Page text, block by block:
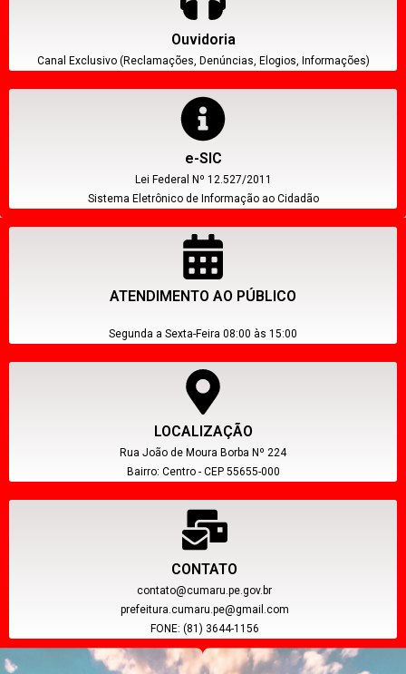
Ouvidoria
Canal Exclusivo (Reclamações, Denúncias, Elogios, Informações)
e-SIC
Lei Federal Nº 12.527/2011
Sistema Eletrônico de Informação ao Cidadão
ATENDIMENTO AO PÚBLICO
Segunda a Sexta-Feira 08:00 às 15:00
LOCALIZAÇÃO
Rua João de Moura Borba Nº 224
Bairro: Centro - CEP 55655-000
CONTATO
contato@cumaru.pe.gov.br
prefeitura.cumaru.pe@gmail.com
FONE: (81) 3644-1156